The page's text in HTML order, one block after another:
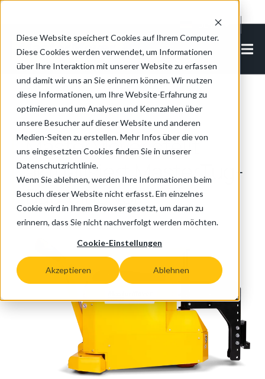
Diese Website speichert Cookies auf Ihrem Computer.
Diese Cookies werden verwendet, um Informationen
über Ihre Interaktion mit unserer Website zu erfassen
und damit wir uns an Sie erinnern können. Wir nutzen
diese Informationen, um Ihre Website-Erfahrung zu
optimieren und um Analysen und Kennzahlen über
unsere Besucher auf dieser Website und anderen
Medien-Seiten zu erstellen. Mehr Infos über die von
uns eingesetzten Cookies finden Sie in unserer
Datenschutzrichtlinie.
Wenn Sie ablehnen, werden Ihre Informationen beim
Besuch dieser Website nicht erfasst. Ein einzelnes
Cookie wird in Ihrem Browser gesetzt, um daran zu
erinnern, dass Sie nicht nachverfolgt werden möchten.
Cookie-Einstellungen
Akzeptieren Ablehnen
DE-DE
Zurück zur Übersicht
MasterMover stellt
aktualisiert MasterTug-
Baureihe vor